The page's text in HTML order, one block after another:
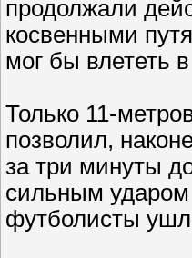
продолжали
косвенными
мог бы влететь
Только 11-
позволил,
за три минуты
сильным ударом
футболисты